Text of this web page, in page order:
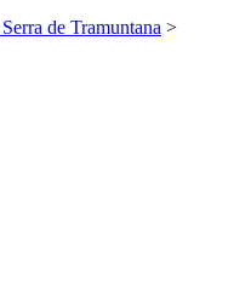
Serra de Tramuntana >